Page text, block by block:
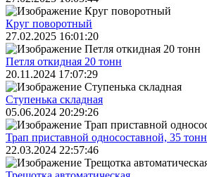
Круг поворотный
27.02.2025 16:01:20
Петля откидная 20 тонн
20.11.2024 17:07:29
Ступенька складная
05.06.2024 20:29:26
Трап приставной односоставной, 35 тонн
22.03.2024 22:57:46